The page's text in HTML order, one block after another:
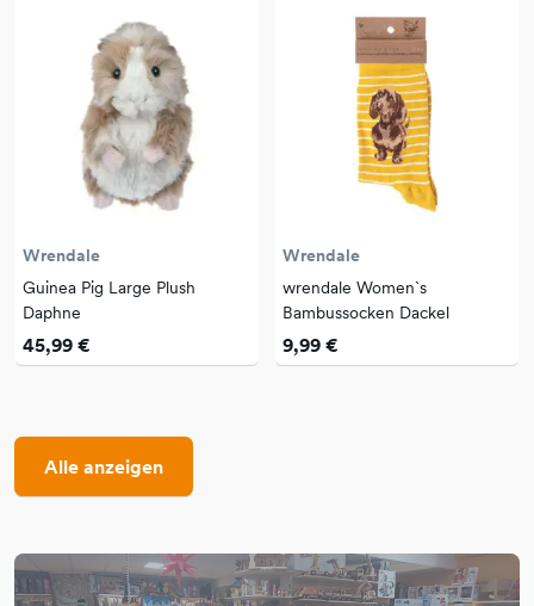
Wrendale
Guinea Pig Large Plush
Daphne
45,99 €
Wrendale
wrendale Women`s
Bambussocken Dackel
9,99 €
Alle anzeigen